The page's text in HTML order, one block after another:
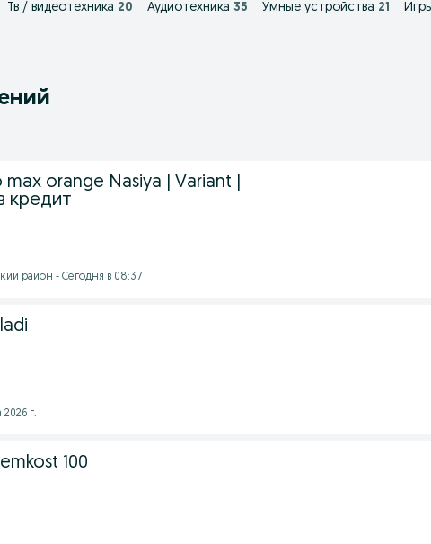
Тв / видеотехника 20 Аудиотехника 35 Умные устройства 21
max orange Nasiya | Variant |
кредит
район - Сегодня в 08:37
г.
100